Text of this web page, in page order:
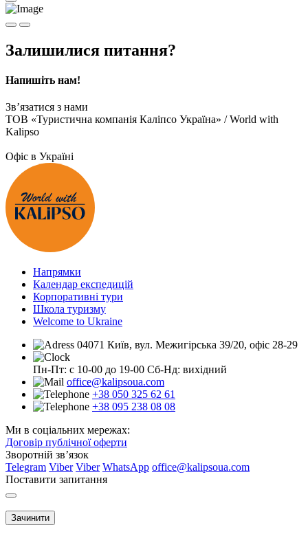
Залишилися питання?
Напишіть нам!
Зв’язатися з нами
ТОВ «Туристична компанія Каліпсо Україна» / World with
Kalipso
Офіс в Україні
Напрямки
Календар експедицій
Корпоративні тури
Школа туризму
Welcome to Ukraine
04071 Київ, вул. Межигірська 39/20, офіс 28-29
Пн-Пт: с 10-00 до 19-00 Сб-Нд: вихідний
office@kalipsoua.com
+38 050 325 62 61
+38 095 238 08 08
Ми в соціальних мережах:
Договір публічної оферти
Зворотній зв’язок
Telegram Viber Viber WhatsApp office@kalipsoua.com
Поставити запитання
Зачинити